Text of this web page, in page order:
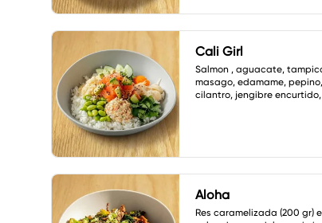
Cali Girl
Salmon , aguacate,
masago, edamame, pepino,
cilantro, jengibre encurtido,
Aloha
Res caramelizada (200 gr)